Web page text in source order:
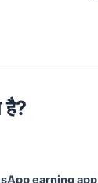
है?
earning app